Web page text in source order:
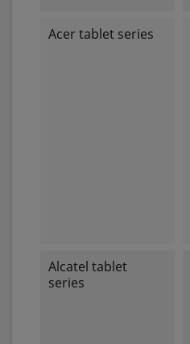
Acer tablet series
Alcatel tablet
series